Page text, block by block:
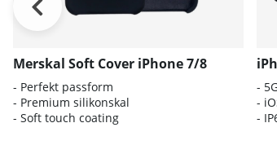
Merskal Soft Cover iPhone 7/8
- Perfekt passform
- Premium silikonskal
- Soft touch coating
-
-
-